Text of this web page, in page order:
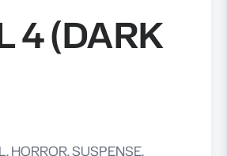
4 (DARK
SUSPENSE,